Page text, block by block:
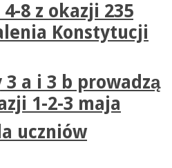
8 z okazji 235
Konstytucji
a i 3 b prowadzą
1-2-3 maja
uczniów